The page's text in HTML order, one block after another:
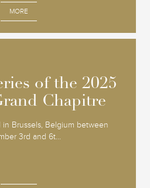
MORE
of the 2025
Chapitre
Brussels, Belgium between
3rd and 6t...
of the 2025
Chapitre